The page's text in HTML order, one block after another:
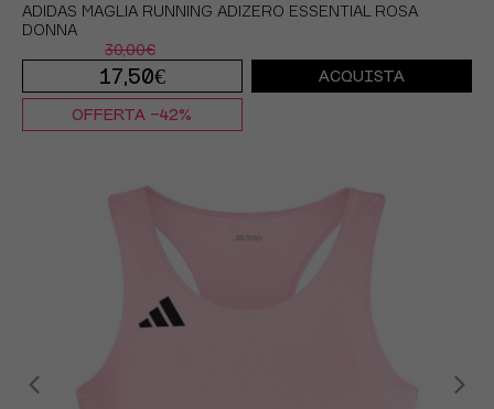
ADIDAS MAGLIA RUNNING ADIZERO ESSENTIAL ROSA
DONNA
30,00€
17,50€ ACQUISTA
OFFERTA -42%